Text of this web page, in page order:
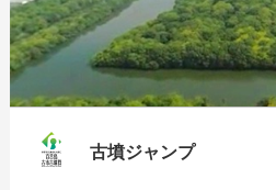
古墳ジャンプ